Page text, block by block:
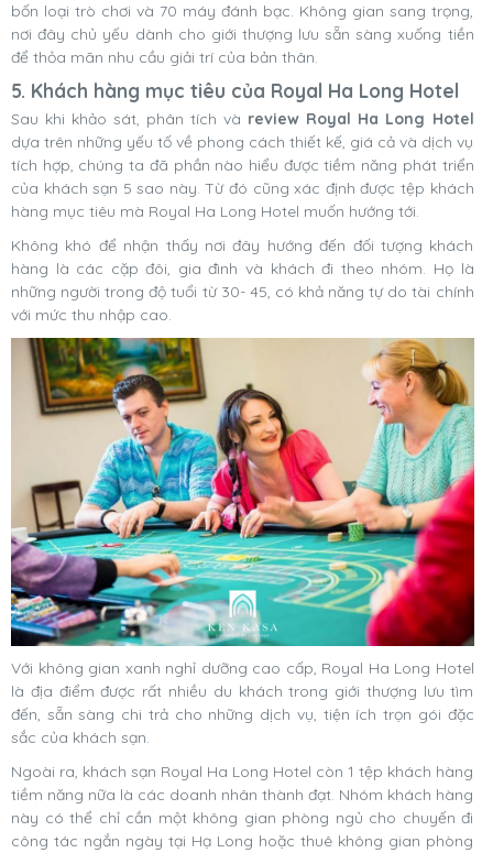
bốn loại trò chơi và 70 máy đánh bạc. Không gian sang trọng,
nơi đây chủ yếu dành cho giới thượng lưu sẵn sàng xuống tiền
để thỏa mãn nhu cầu giải trí của bản thân.
5. Khách hàng mục tiêu của Royal Ha Long Hotel
Sau khi khảo sát, phân tích và review Royal Ha Long Hotel
dựa trên những yếu tố về phong cách thiết kế, giá cả và dịch vụ
tích hợp, chúng ta đã phần nào hiểu được tiềm năng phát triển
của khách sạn 5 sao này. Từ đó cũng xác định được tệp khách
hàng mục tiêu mà Royal Ha Long Hotel muốn hướng tới.
Không khó để nhận thấy nơi đây hướng đến đối tượng khách
hàng là các cặp đôi, gia đình và khách đi theo nhóm. Họ là
những người trong độ tuổi từ 30- 45, có khả năng tự do tài chính
với mức thu nhập cao.
Với không gian xanh nghỉ dưỡng cao cấp, Royal Ha Long Hotel
là địa điểm được rất nhiều du khách trong giới thượng lưu tìm
đến, sẵn sàng chi trả cho những dịch vụ, tiện ích trọn gói đặc
sắc của khách sạn.
Ngoài ra, khách sạn Royal Ha Long Hotel còn 1 tệp khách hàng
tiềm năng nữa là các doanh nhân thành đạt. Nhóm khách hàng
này có thể chỉ cần một không gian phòng ngủ cho chuyến đi
công tác ngắn ngày tại Hạ Long hoặc thuê không gian phòng